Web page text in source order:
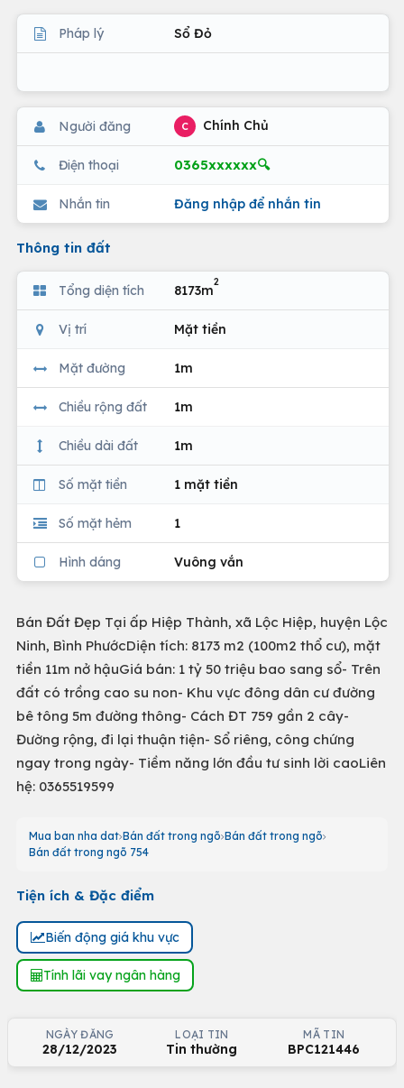
Pháp lý Sổ Đỏ
Người đăng C Chính Chủ
Điện thoại 0365xxxxxx🔍
Nhắn tin Đăng nhập để nhắn tin
Thông tin đất
Tổng diện tích 8173m
2
Vị trí Mặt tiền
Mặt đường 1m
Chiều rộng đất 1m
Chiều dài đất 1m
Số mặt tiền 1 mặt tiền
Số mặt hẻm 1
Hình dáng Vuông vắn
Bán Đất Đẹp Tại ấp Hiệp Thành, xã Lộc Hiệp, huyện Lộc
Ninh, Bình PhướcDiện tích: 8173 m2 (100m2 thổ cư), mặt
tiền 11m nở hậuGiá bán: 1 tỷ 50 triệu bao sang sổ- Trên
đất có trồng cao su non- Khu vực đông dân cư đường
bê tông 5m đường thông- Cách ĐT 759 gần 2 cây-
Đường rộng, đi lại thuận tiện- Sổ riêng, công chứng
ngay trong ngày- Tiềm năng lớn đầu tư sinh lời caoLiên
hệ: 0365519599
Mua ban nha dat Bán đất trong ngõ Bán đất trong ngõ
Bán đất trong ngõ 754
Tiện ích & Đặc điểm
Biến động giá khu vực
Tính lãi vay ngân hàng
NGÀY ĐĂNG
28/12/2023
LOẠI TIN
Tin thường
MÃ TIN
BPC121446